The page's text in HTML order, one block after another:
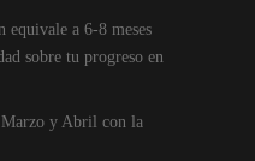
equivale a 6-8 meses
sobre tu progreso en
Marzo y Abril con la